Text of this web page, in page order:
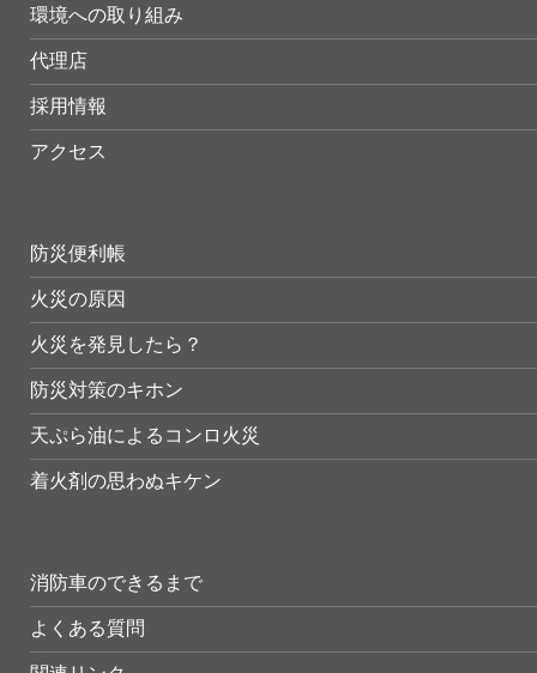
環境への取り組み
代理店
採用情報
アクセス
防災便利帳
火災の原因
火災を発見したら？
防災対策のキホン
天ぷら油によるコンロ火災
着火剤の思わぬキケン
消防車のできるまで
よくある質問